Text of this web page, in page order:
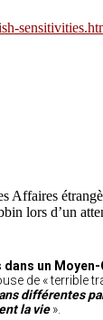
Affaires
lors d’un
un
de « terrible
différentes
la vie».